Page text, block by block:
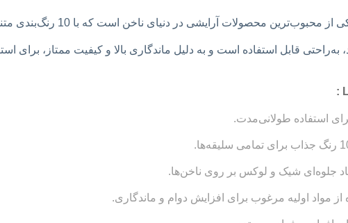
نمایندگی رسمی : راکسون شاپ، تنها نمایندگی رسمی
دیسکو ژل برند
به‌راحتی قابل استفاده است و به دلیل ماندگاری بالا و کیفیت ممتاز،
جلوه‌ای شیک و لوکس بر روی ناخن‌ها.
مواد اولیه مرغوب برای افزایش دوام و ماندگاری.